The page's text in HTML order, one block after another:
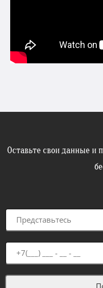
Оставьте свои данные и